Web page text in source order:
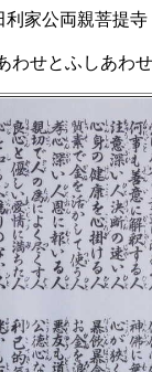
家公両親菩提
わせとふしあわ